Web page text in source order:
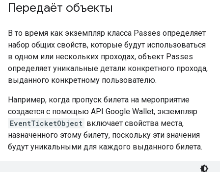
Передаёт объекты
В то время как экземпляр класса Passes определяет
набор общих свойств, которые будут использоваться
в одном или нескольких проходах, объект Passes
определяет уникальные детали конкретного прохода,
выданного конкретному пользователю.
Например, когда пропуск билета на мероприятие
создается с помощью API Google Wallet, экземпляр
EventTicketObject включает свойства места,
назначенного этому билету, поскольку эти значения
будут уникальными для каждого выданного билета.